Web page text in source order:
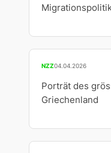
NZZ04.04.2026
Porträt des
Griechenland